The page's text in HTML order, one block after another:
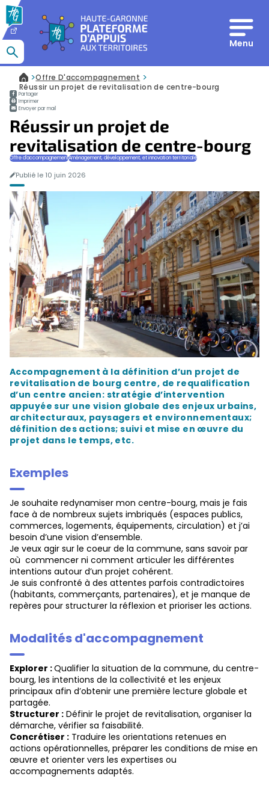
Que recherchez-vous ?
Menu
Accueil
>Offre D'accompagnement >
Réussir un projet de revitalisation de centre-bourg
Partager
Imprimer
Envoyer par mail
Réussir un projet de
revitalisation de centre-bourg
Offre d'accompagnementAménagement, développement, et innovation territoriale
Publié le 10 juin 2026
Accompagnement à la définition d’un projet de
revitalisation de bourg centre, de requalification
d’un centre ancien: stratégie d’intervention
appuyée sur une vision globale des enjeux urbains,
architecturaux, paysagers et environnementaux;
définition des actions; suivi et mise en œuvre du
projet dans le temps, etc.
Exemples
Je souhaite redynamiser mon centre-bourg, mais je fais
face à de nombreux sujets imbriqués (espaces publics,
commerces, logements, équipements, circulation) et j’ai
besoin d’une vision d’ensemble.
Je veux agir sur le coeur de la commune, sans savoir par
où commencer ni comment articuler les différentes
intentions autour d’un projet cohérent.
Je suis confronté à des attentes parfois contradictoires
(habitants, commerçants, partenaires), et je manque de
repères pour structurer la réflexion et prioriser les actions.
Modalités d'accompagnement
Explorer :Qualifier la situation de la commune, du centre-
bourg, les intentions de la collectivité et les enjeux
principaux afin d’obtenir une première lecture globale et
partagée.
Structurer : Définir le projet de revitalisation, organiser la
démarche, vérifier sa faisabilité.
Concrétiser : Traduire les orientations retenues en
actions opérationnelles, préparer les conditions de mise en
œuvre et orienter vers les expertises ou
accompagnements adaptés.
Panneau de gestion des cookies